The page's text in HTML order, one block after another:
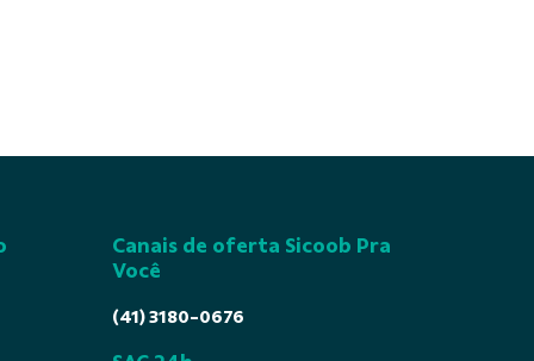
Canais de oferta Sicoob Pra
Você
(41) 3180-0676